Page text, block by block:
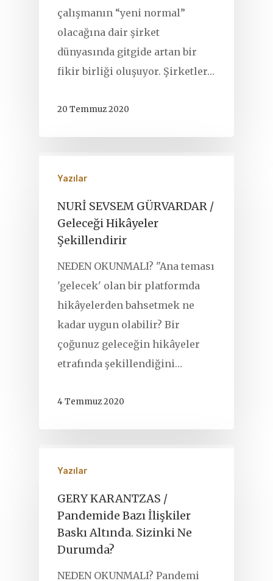
çalışmanın “yeni normal”
olacağına dair şirket
dünyasında gitgide artan bir
fikir birliği oluşuyor. Şirketler…
20 Temmuz 2020
Yazılar
NURİ SEVSEM GÜRVARDAR /
Geleceği Hikâyeler
Şekillendirir
NEDEN OKUNMALI? "Ana teması
'gelecek' olan bir platformda
hikâyelerden bahsetmek ne
kadar uygun olabilir? Bir
çoğunuz geleceğin hikâyeler
etrafında şekillendiğini…
4 Temmuz 2020
Yazılar
GERY KARANTZAS /
Pandemide Bazı İlişkiler
Baskı Altında. Sizinki Ne
Durumda?
NEDEN OKUNMALI? Pandemi